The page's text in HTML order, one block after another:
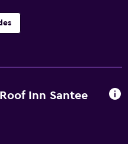
Inn Santee